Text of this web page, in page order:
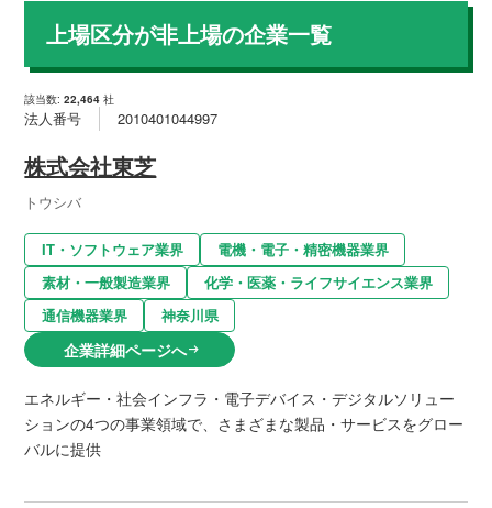
上場区分が非上場の企業一覧
該当数:22,464 社
法人番号 2010401044997
株式会社東芝
トウシバ
IT・ソフトウェア業界
電機・電子・精密機器業界
素材・一般製造業界
化学・医薬・ライフサイエンス業界
通信機器業界
神奈川県
企業詳細ページへarrow_right_alt
エネルギー・社会インフラ・電子デバイス・デジタルソリュー
ションの4つの事業領域で、さまざまな製品・サービスをグロー
バルに提供